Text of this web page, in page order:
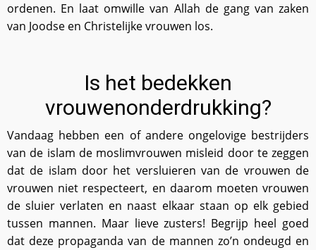
ordenen. En laat omwille van Allah de gang van zaken
van Joodse en Christelijke vrouwen los.
Is het bedekken
vrouwenonderdrukking?
Vandaag hebben een of andere ongelovige bestrijders
van de islam de moslimvrouwen misleid door te zeggen
dat de islam door het versluieren van de vrouwen de
vrouwen niet respecteert, en daarom moeten vrouwen
de sluier verlaten en naast elkaar staan op elk gebied
tussen mannen. Maar lieve zusters! Begrijp heel goed
dat deze propaganda van de mannen zo’n ondeugd en